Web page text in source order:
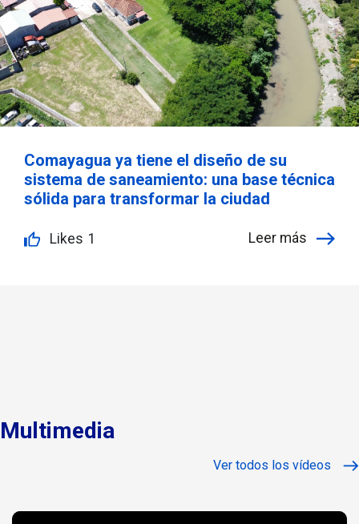
Comayagua ya tiene el diseño de su
sistema de saneamiento: una base técnica
sólida para transformar la ciudad
Likes 1 Leer más
Multimedia
Ver todos los vídeos